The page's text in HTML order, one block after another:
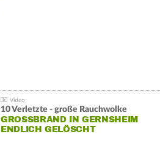
10 Verletzte - große Rauchwolke
GROSSBRAND IN GERNSHEIM E
NDLICH GELÖSCHT